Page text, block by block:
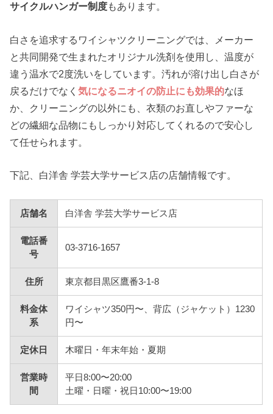
サイクルハンガー制度もあります。
白さを追求するワイシャツクリーニングでは、メーカー
と共同開発で生まれたオリジナル洗剤を使用し、温度が
違う温水で2度洗いをしています。汚れが溶け出し白さが
戻るだけでなく気になるニオイの防止にも効果的なほ
か、クリーニングの以外にも、衣類のお直しやファーな
どの繊細な品物にもしっかり対応してくれるので安心し
て任せられます。
下記、白洋舎 学芸大学サービス店の店舗情報です。
店舗名 白洋舎 学芸大学サービス店
電話番
号
03-3716-1657
住所 東京都目黒区鷹番3-1-8
料金体
系
ワイシャツ350円〜、背広（ジャケット）1230
円〜
定休日 木曜日・年末年始・夏期
営業時
間
平日8:00〜20:00
土曜・日曜・祝日10:00〜19:00